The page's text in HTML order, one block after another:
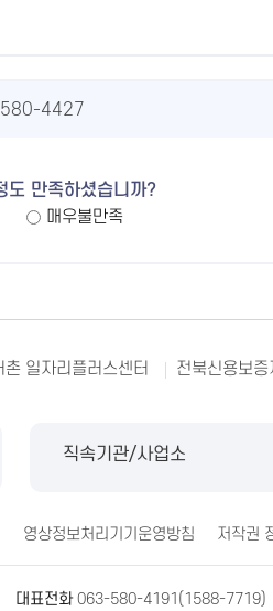
4427
도 만족하셨습니까?
매우불만족
일자리플러스센터 전북신용보증
직속기관/사업소
영상정보처리기기운영방침 저작권
대표전화063-580-4191(1588-7719)